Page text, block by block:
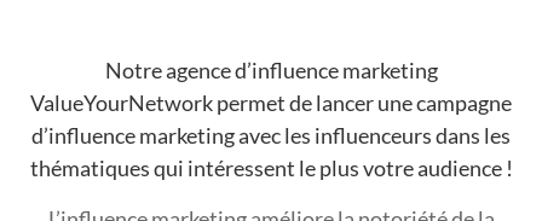
Notre agence d’influence marketing
ValueYourNetwork permet de lancer une campagne
d’influence marketing avec les influenceurs dans les
thématiques qui intéressent le plus votre audience !